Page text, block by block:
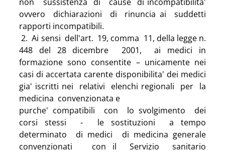
ovvero  dichiarazioni  di  rinuncia ai  suddetti
rapporti incompatibili.
2.  Ai sensi  dell'art.  19, comma  11, della legge n.
448 del 28 dicembre  2001,  ai medici in
formazione sono consentite – unicamente nei
casi di accertata carente disponibilita' dei medici
gia' iscritti nei  relativi  elenchi regionali  per  la
medicina  convenzionata e
purche' compatibili  con  lo svolgimento  dei
corsi stessi  -  le sostituzioni  a tempo
determinato  di medici  di medicina generale
convenzionati   con il  Servizio  sanitario